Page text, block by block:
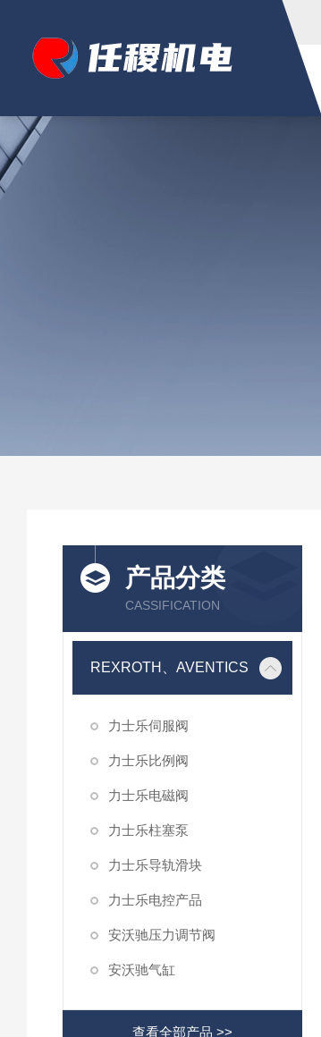
产品分类
CASSIFICATION
REXROTH、AVENTICS
力士乐伺服阀
力士乐比例阀
力士乐电磁阀
力士乐柱塞泵
力士乐导轨滑块
力士乐电控产品
安沃驰压力调节阀
安沃驰气缸
查看全部产品 >>